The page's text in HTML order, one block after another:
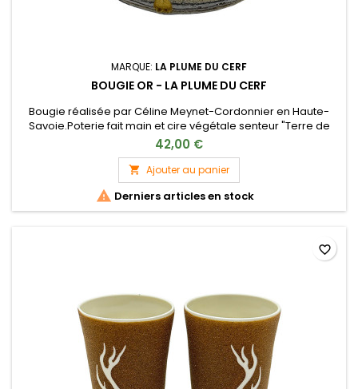
MARQUE: LA PLUME DU CERF
BOUGIE OR - LA PLUME DU CERF
Bougie réalisée par Céline Meynet-Cordonnier en Haute-
Savoie.Poterie fait main et cire végétale senteur "Terre de
Cerf".Mèche en bois, en se consumant, la bougie laisse
apparaître ses flammes à travers son pot en terre
cuite.Retrait uniquement en boutique à Rambouillet
42,00 €
 Ajouter au panier
 Derniers articles en stock
favorite_border